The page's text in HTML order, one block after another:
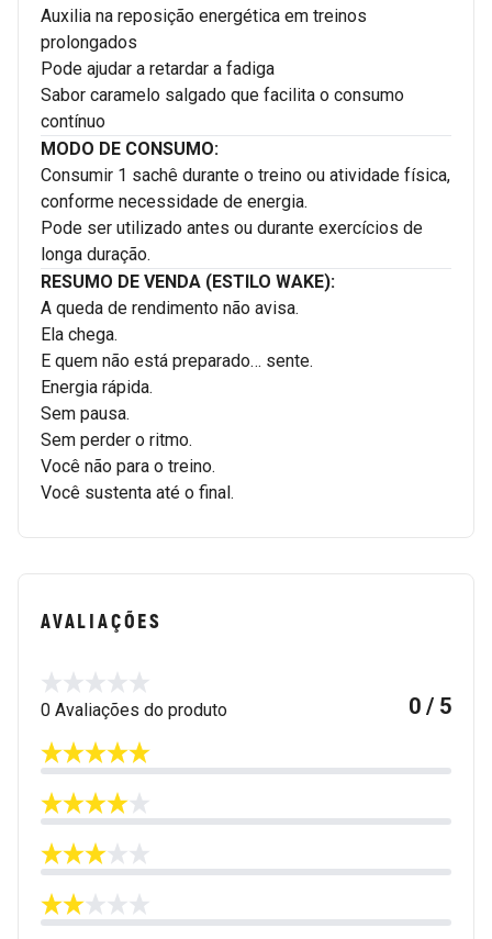
Auxilia na reposição energética em treinos
prolongados
Pode ajudar a retardar a fadiga
Sabor caramelo salgado que facilita o consumo
contínuo
MODO DE CONSUMO:
Consumir 1 sachê durante o treino ou atividade física,
conforme necessidade de energia.
Pode ser utilizado antes ou durante exercícios de
longa duração.
RESUMO DE VENDA (ESTILO WAKE):
A queda de rendimento não avisa.
Ela chega.
E quem não está preparado… sente.
Energia rápida.
Sem pausa.
Sem perder o ritmo.
Você não para o treino.
Você sustenta até o final.
AVALIAÇÕES
0 Avaliações do produto 0 / 5